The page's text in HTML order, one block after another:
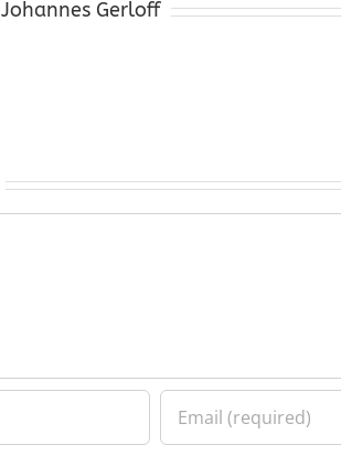
Johannes Gerloff